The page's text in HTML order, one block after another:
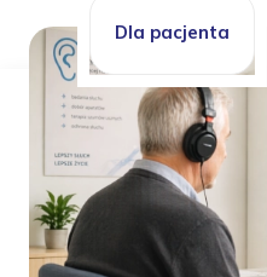
Dla pacjenta